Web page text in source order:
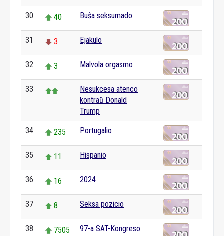
30 40 Buŝa seksumado
31 3 Ejakulo
32 3 Malvola orgasmo
33
Nesukcesa atenco
kontraŭ Donald
Trump
34 235 Portugalio
35 11 Hispanio
36 16 2024
37 8 Seksa pozicio
38 7505
97-a SAT-Kongreso